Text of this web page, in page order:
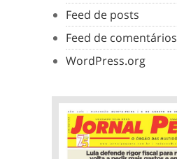
Feed de posts
Feed de comentários
WordPress.org